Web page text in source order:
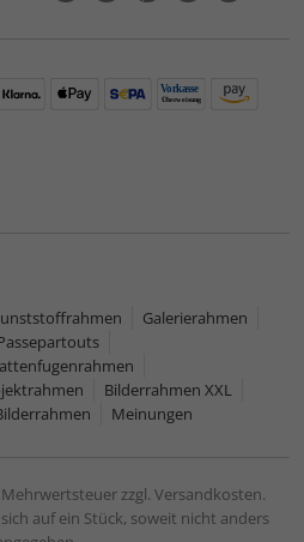
Galerierahmen
Bilderrahmen XXL
Meinungen
zzgl. Versandkosten.
auf ein Stück, soweit nicht anders